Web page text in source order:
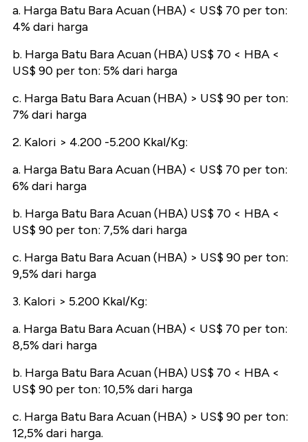
a. Harga Batu Bara Acuan (HBA) < US$ 70 per ton:
4% dari harga
b. Harga Batu Bara Acuan (HBA) US$ 70 < HBA <
US$ 90 per ton: 5% dari harga
c. Harga Batu Bara Acuan (HBA) > US$ 90 per ton:
7% dari harga
2. Kalori > 4.200 -5.200 Kkal/Kg:
a. Harga Batu Bara Acuan (HBA) < US$ 70 per ton:
6% dari harga
b. Harga Batu Bara Acuan (HBA) US$ 70 < HBA <
US$ 90 per ton: 7,5% dari harga
c. Harga Batu Bara Acuan (HBA) > US$ 90 per ton:
9,5% dari harga
3. Kalori > 5.200 Kkal/Kg:
a. Harga Batu Bara Acuan (HBA) < US$ 70 per ton:
8,5% dari harga
b. Harga Batu Bara Acuan (HBA) US$ 70 < HBA <
US$ 90 per ton: 10,5% dari harga
c. Harga Batu Bara Acuan (HBA) > US$ 90 per ton:
12,5% dari harga.